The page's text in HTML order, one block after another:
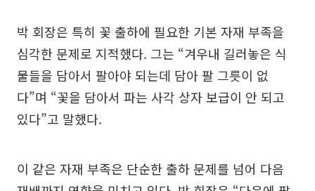
박 회장은 특히 꽃 출하에 필요한 기본 자재 부족을
심각한 문제로 지적했다. 그는 “겨우내 길러놓은 식
물들을 담아서 팔아야 되는데 담아 팔 그릇이 없
다”며 “꽃을 담아서 파는 사각 상자 보급이 안 되고
있다”고 말했다.
이 같은 자재 부족은 단순한 출하 문제를 넘어 다음